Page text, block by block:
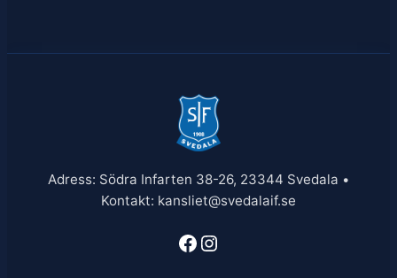
Adress: Södra Infarten 38-26, 23344 Svedala •
Kontakt: kansliet@svedalaif.se
Facebook
Instagram